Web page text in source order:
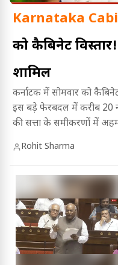
Karnataka
को कैबिनेट
शामिल
कर्नाटक में सोमवार को कैबिनेट
इस बड़े फेरबदल में करीब 20
की सत्ता के समीकरणों में
Rohit Sharma